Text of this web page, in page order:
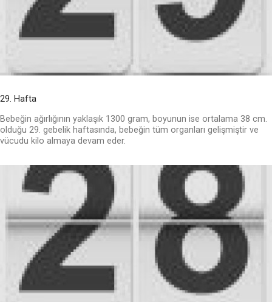
29. Hafta
Bebeğin ağırlığının yaklaşık 1300 gram, boyunun ise ortalama 38 cm.
olduğu 29. gebelik haftasında, bebeğin tüm organları gelişmiştir ve
vücudu kilo almaya devam eder.